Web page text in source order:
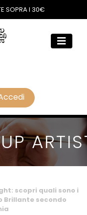
SOPRA I 30€
scopri quali sono i
Brillante secondo